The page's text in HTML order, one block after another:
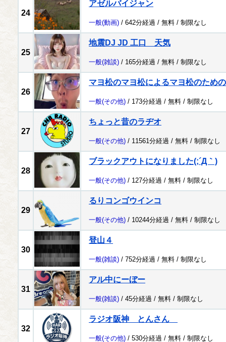
24
アゼルバイジャン
一般(動画) / 642分経過 / 無料 / 制限なし
25
地震DJ JD 工口 天気
一般(雑談) / 165分経過 / 無料 / 制限なし
26
マヨ松のマヨ松によるマヨ松のため
一般(その他) / 173分経過 / 無料 / 制限なし
27
ちょっと昔のラヂオ
一般(その他) / 11561分経過 / 無料 / 制限なし
28
ブラックアウトになりました(;´Д｀)
一般(その他) / 127分経過 / 無料 / 制限なし
29
るりコンゴウインコ
一般(その他) / 10244分経過 / 無料 / 制限なし
30
登山４
一般(雑談) / 752分経過 / 無料 / 制限なし
31
アル中にーぼー
一般(雑談) / 45分経過 / 無料 / 制限なし
32
ラジオ阪神 とんさん
一般(その他) / 530分経過 / 無料 / 制限なし